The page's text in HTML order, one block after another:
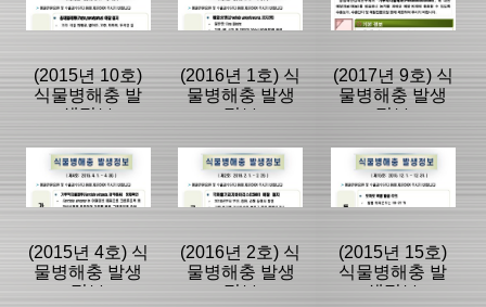
동향정보
|
2018/04/05
동향정보
|
2018/04/05
동향정보
|
2018/04/05
(2015년 10호)
식물병해충 발
생정보
분류명 : 국내외
동향정보
|
(2016년 1호) 식
물병해충 발생
정보
분류명 : 국내외
동향정보
|
(2017년 9호) 식
물병해충 발생
정보
분류명 : 국내외
동향정보
|
(2015년 4호) 식
물병해충 발생
정보
(2016년 2호) 식
물병해충 발생
정보
(2015년 15호)
식물병해충 발
생정보